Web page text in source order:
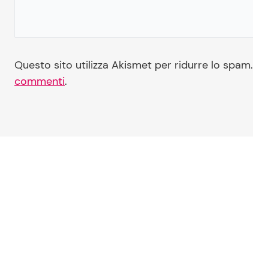
Questo sito utilizza Akismet per ridurre lo spam.
commenti.